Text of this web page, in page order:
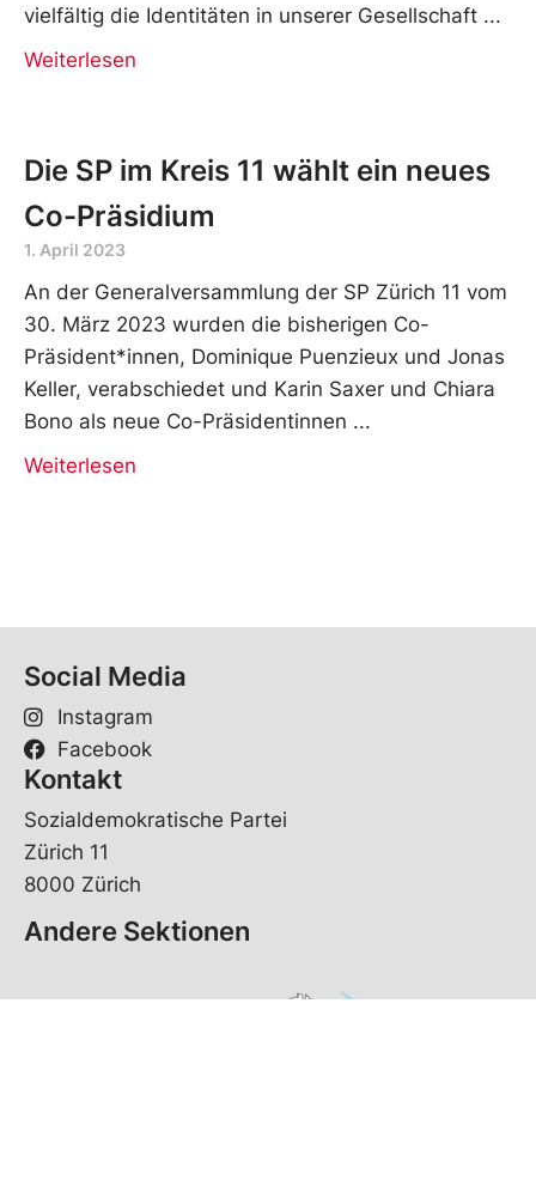
vielfältig die Identitäten in unserer Gesellschaft
Weiterlesen
Die SP im Kreis 11 wählt ein neues
Co-Präsidium
1. April 2023
An der Generalversammlung der SP Zürich 11 vom
30. März 2023 wurden die bisherigen Co-
Präsident*innen, Dominique Puenzieux und Jonas
Keller, verabschiedet und Karin Saxer und Chiara
Bono als neue Co-Präsidentinnen
Weiterlesen
Social Media
Instagram
Facebook
Kontakt
Sozialdemokratische Partei
Zürich 11
8000 Zürich
Andere Sektionen